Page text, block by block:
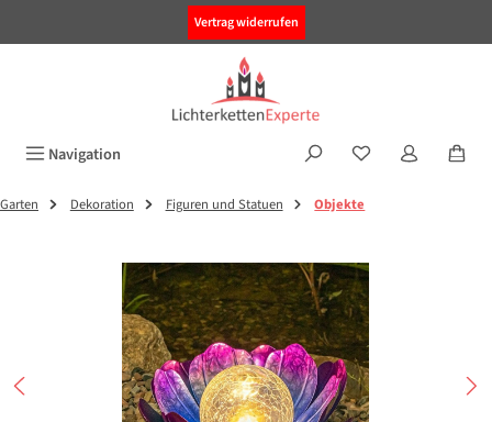
Vertrag widerrufen
Navigation
Garten Dekoration Figuren und Statuen Objekte
Bildergalerie überspringen